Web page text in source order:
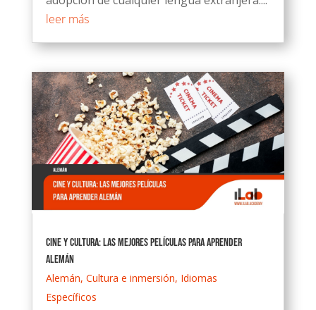
leer más
Cine y cultura: Las mejores películas para aprender
alemán
Alemán, Cultura e inmersión, Idiomas
Específicos